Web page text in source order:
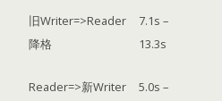
旧Writer=>Reader
降格
7.1s –
13.3s
Reader=>新Writer
5.0s –